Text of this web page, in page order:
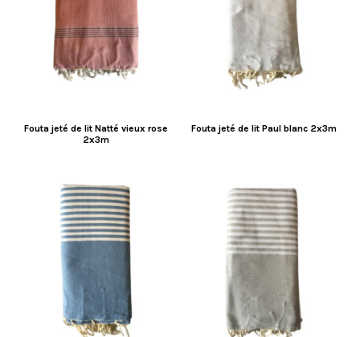
Fouta jeté de lit Natté vieux rose
2x3m
Fouta jeté de lit Paul blanc 2x3m